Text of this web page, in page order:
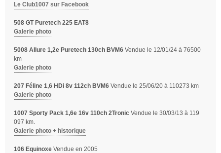
Le Club1007 sur Facebook
508 GT Puretech 225 EAT8
Galerie photo
5008 Allure 1,2e Puretech 130ch BVM6 Vendue le 12/01/24 à 76500
km
Galerie photo
207 Féline 1,6 HDi 8v 112ch BVM6 Vendue le 25/06/20 à 110273 km
Galerie photo
1007 Sporty Pack 1,6e 16v 110ch 2Tronic Vendue le 30/03/13 à 119
097 km.
Galerie photo + historique
106 Equinoxe Vendue en 2005